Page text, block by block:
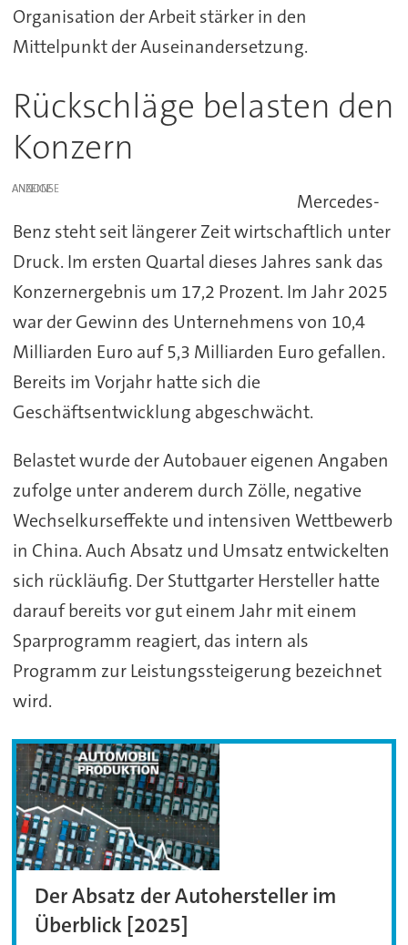
Organisation der Arbeit stärker in den
Mittelpunkt der Auseinandersetzung.
Rückschläge belasten den
Konzern
ANZEIGE
Mercedes-
Benz steht seit längerer Zeit wirtschaftlich unter
Druck. Im ersten Quartal dieses Jahres sank das
Konzernergebnis um 17,2 Prozent. Im Jahr 2025
war der Gewinn des Unternehmens von 10,4
Milliarden Euro auf 5,3 Milliarden Euro gefallen.
Bereits im Vorjahr hatte sich die
Geschäftsentwicklung abgeschwächt.
Belastet wurde der Autobauer eigenen Angaben
zufolge unter anderem durch Zölle, negative
Wechselkurseffekte und intensiven Wettbewerb
in China. Auch Absatz und Umsatz entwickelten
sich rückläufig. Der Stuttgarter Hersteller hatte
darauf bereits vor gut einem Jahr mit einem
Sparprogramm reagiert, das intern als
Programm zur Leistungssteigerung bezeichnet
wird.
Der Absatz der Autohersteller im
Überblick [2025]